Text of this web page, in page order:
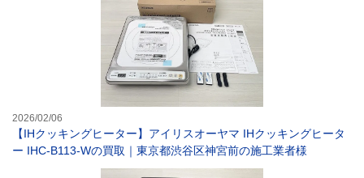
2026/02/06
【IHクッキングヒーター】アイリスオーヤマ IHクッキングヒータ
ー IHC-B113-Wの買取｜東京都渋谷区神宮前の施工業者様